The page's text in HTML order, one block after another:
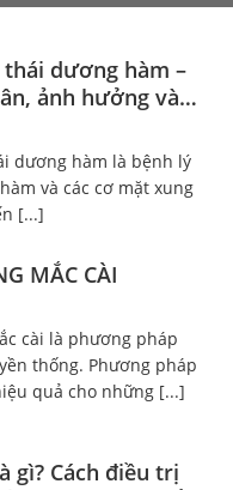
dương hàm –
ảnh hưởng và
dương hàm là bệnh lý
và các cơ mặt xung
[...]
MẮC CÀI
cài là phương pháp
thống. Phương pháp
quả cho những [...]
gì? Cách điều trị